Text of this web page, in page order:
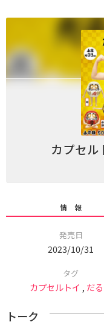
カプセル
情 報
発売日
2023/10/31
タグ
カプセルトイ , だ
トーク